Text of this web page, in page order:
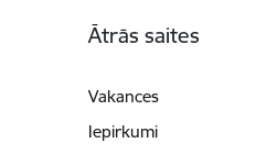
Ātrās saites
Vakances
Iepirkumi